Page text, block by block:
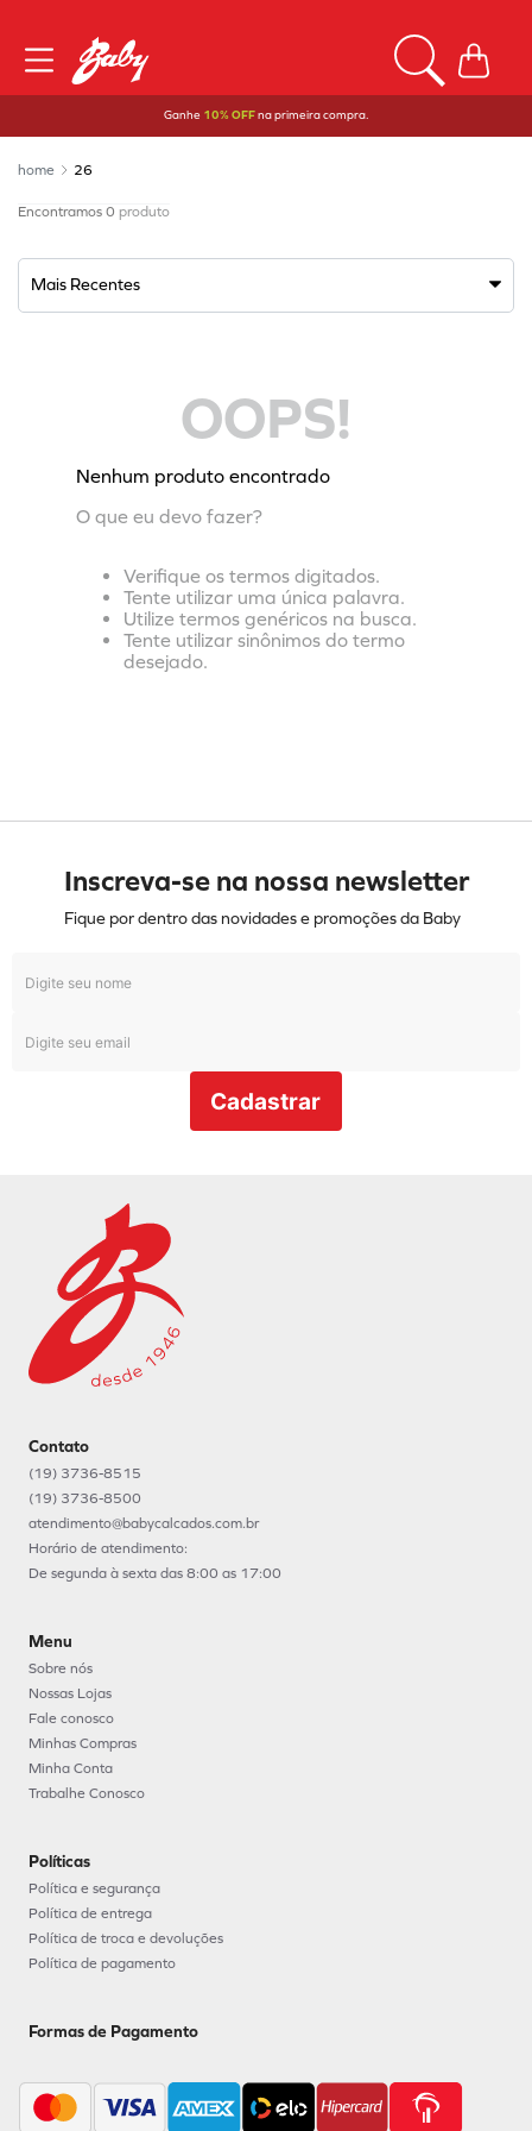
Ganhe 10% OFFna primeira compra.
26
0 produto
Mais Recentes
OOPS!
Nenhum produto encontrado
O que eu devo fazer?
Verifique os termos digitados.
Tente utilizar uma única palavra.
Utilize termos genéricos na busca.
Tente utilizar sinônimos do termo
desejado.
Inscreva-se na nossa newsletter
Fique por dentro das novidades e promoções da Baby
Cadastrar
Contato
(19) 3736-8515
(19) 3736-8500
atendimento@babycalcados.com.br
Horário de atendimento:
De segunda à sexta das 8:00 as 17:00
Menu
Sobre nós
Nossas Lojas
Fale conosco
Minhas Compras
Minha Conta
Trabalhe Conosco
Políticas
Política e segurança
Política de entrega
Política de troca e devoluções
Política de pagamento
Formas de Pagamento